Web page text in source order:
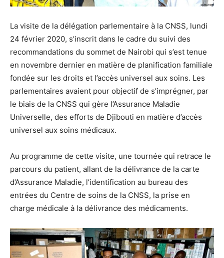
La visite de la délégation parlementaire à la CNSS, lundi
24 février 2020, s’inscrit dans le cadre du suivi des
recommandations du sommet de Nairobi qui s’est tenue
en novembre dernier en matière de planification familiale
fondée sur les droits et l’accès universel aux soins. Les
parlementaires avaient pour objectif de s’imprégner, par
le biais de la CNSS qui gère l’Assurance Maladie
Universelle, des efforts de Djibouti en matière d’accès
universel aux soins médicaux.
Au programme de cette visite, une tournée qui retrace le
parcours du patient, allant de la délivrance de la carte
d’Assurance Maladie, l’identification au bureau des
entrées du Centre de soins de la CNSS, la prise en
charge médicale à la délivrance des médicaments.